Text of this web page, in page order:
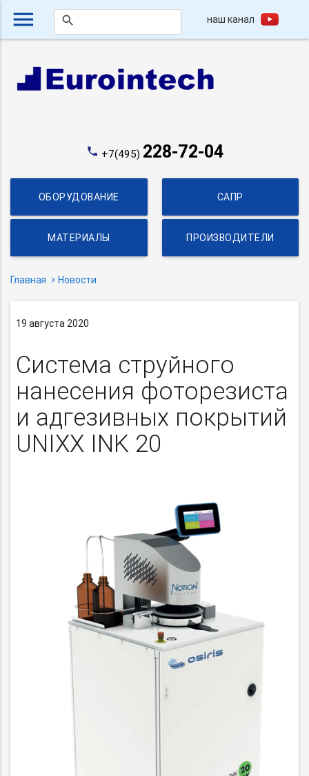
menu search наш канал
phone +7(495) 228-72-04
ОБОРУДОВАНИЕ САПР
МАТЕРИАЛЫ ПРОИЗВОДИТЕЛИ
Главная Новости
19 августа 2020
Система струйного
нанесения фоторезиста
и адгезивных покрытий
UNIXX INK 20